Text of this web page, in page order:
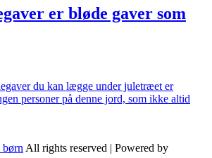
er bløde gaver som
du kan lægge under juletræet er
personer på denne jord, som ikke altid
børn All rights reserved | Powered by